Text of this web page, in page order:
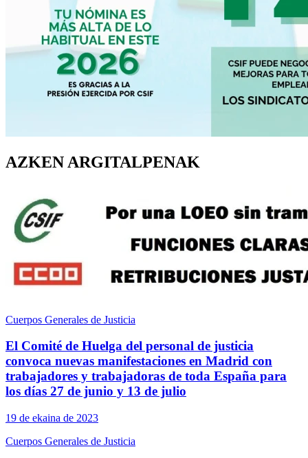
AZKEN ARGITALPENAK
Cuerpos Generales de Justicia
El Comité de Huelga del personal de justicia
convoca nuevas manifestaciones en Madrid con
trabajadores y trabajadoras de toda España para
los días 27 de junio y 13 de julio
19 de ekaina de 2023
Cuerpos Generales de Justicia